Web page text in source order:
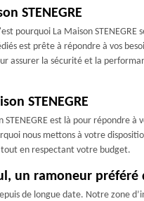
STENEGRE
pourquoi La Maison STENEGRE
est prête à répondre à vos
la sécurité et la
STENEGRE
est là pour répondre à
nous mettons à votre
en respectant votre budget.
un ramoneur préféré
de longue date. Notre zone